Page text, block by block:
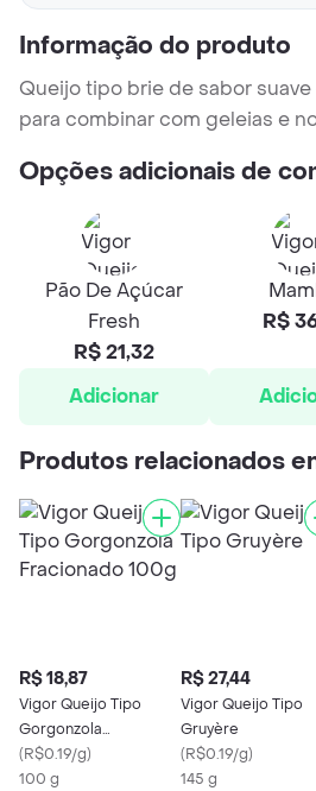
Informação do produto
Queijo tipo brie de sabor
para combinar com geleias e
Opções adicionais de
Pão De Açúcar
Fresh
R$ 21,32
Adicionar
R$
Produtos relacionados
R$ 18,87
Vigor Queijo Tipo
Gorgonzola
Fracionado 100g
(R$0.19/g)
100 g
R$ 27,44
Vigor Queijo Tipo
Gruyère
(R$0.19/g)
145 g